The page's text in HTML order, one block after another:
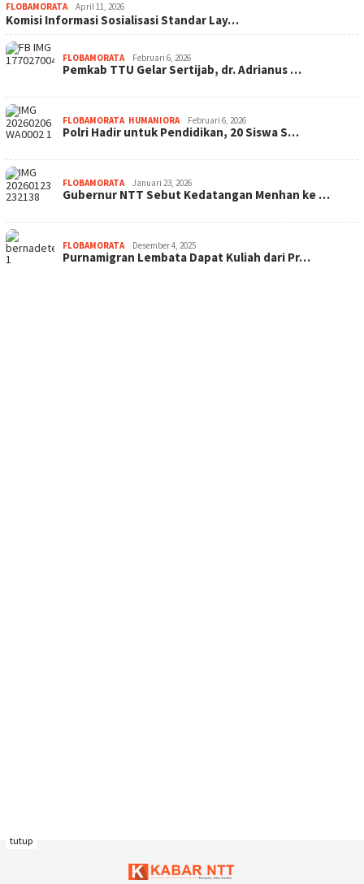
FLOBAMORATA April 11, 2026
Komisi Informasi Sosialisasi Standar Lay…
FLOBAMORATA Februari 6, 2026
Pemkab TTU Gelar Sertijab, dr. Adrianus …
FLOBAMORATA, HUMANIORA Februari 6, 2026
Polri Hadir untuk Pendidikan, 20 Siswa S…
FLOBAMORATA Januari 23, 2026
Gubernur NTT Sebut Kedatangan Menhan ke …
FLOBAMORATA Desember 4, 2025
Purnamigran Lembata Dapat Kuliah dari Pr…
tutup